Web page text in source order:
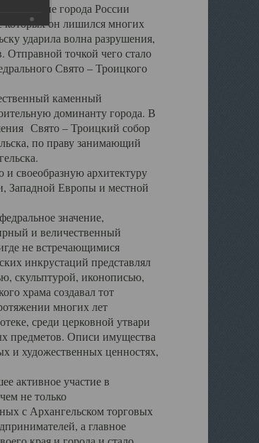
города России
которых он лишился многих
ударила волна разрушения,
Отправной точкой чего стало
Свято – Троицкого
каменный
доминанту города. В
Свято – Троицкий собор
по праву занимающий
своеобразную архитектуру
Западной Европы и местной
значение,
и величественный
не встречающимися
инкрустаций представлял
скульптурой, иконописью,
храма создавал тот
многих лет
среди церковной утвари
предметов. Описи имущества
и художественных ценностях,
активное участие в
не только
с Архангельском торговых
а главное